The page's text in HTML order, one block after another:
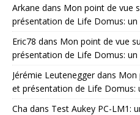
Arkane dans Mon point de vue
présentation de Life Domus:
Eric78 dans Mon point de vue
présentation de Life Domus:
Jérémie Leuteneggerdans Mon
et présentation de Life
Cha dans Test Aukey PC-LM1: